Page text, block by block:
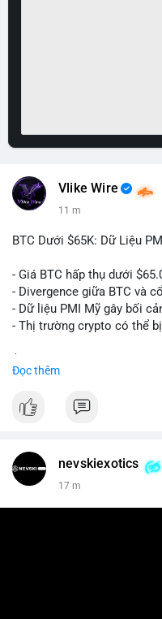
Vlike Wire
11 m
BTC Dưới $65K: Dữ Liệu
- Giá BTC hấp thụ dưới
- Divergence giữa BTC và
- Dữ liệu PMI Mỹ gây bối
- Thị trường crypto có thể
Đọc thêm
nevskiexotics
17 m